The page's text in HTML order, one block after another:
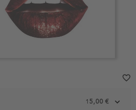
15,00 €
favorite_border